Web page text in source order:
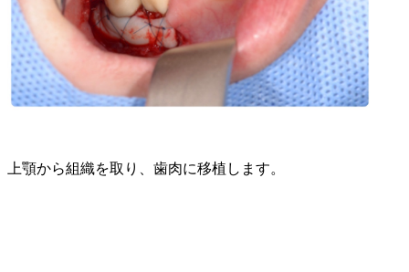
上顎から組織を取り、歯肉に移植します。